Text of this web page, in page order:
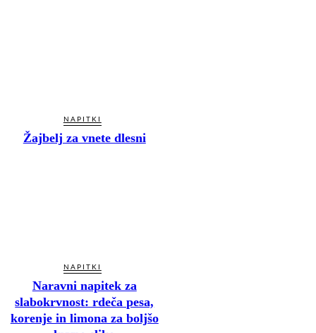
NAPITKI
Žajbelj za vnete dlesni
NAPITKI
Naravni napitek za
slabokrvnost: rdeča pesa,
korenje in limona za boljšo